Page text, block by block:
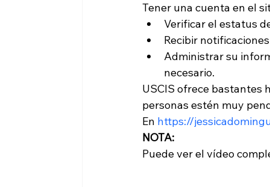
Tener una cuenta en el
Verificar el estatus
Recibir
Administrar su
necesario.
USCIS ofrece bastantes
personas estén muy
En https://
NOTA:
Puede ver el vídeo